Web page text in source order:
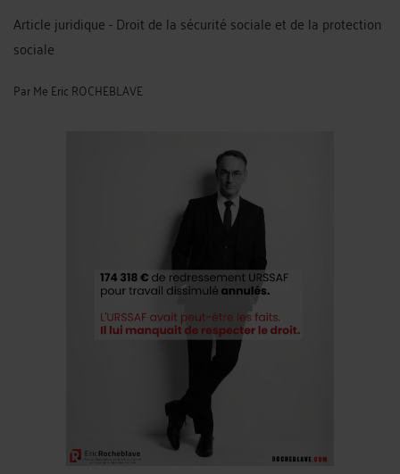
Article juridique - Droit de la sécurité sociale et de la protection
sociale
ParMe Eric ROCHEBLAVE